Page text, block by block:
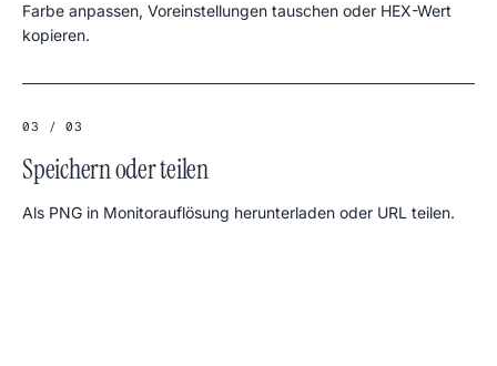
Farbe anpassen, Voreinstellungen tauschen oder HEX-Wert
kopieren.
03 / 03
Speichern oder teilen
Als PNG in Monitorauflösung herunterladen oder URL teilen.